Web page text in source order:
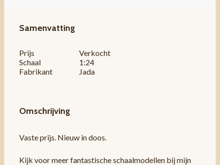
Samenvatting
Prijs
Verkocht
Schaal
1:24
Fabrikant
Jada
Omschrijving
Vaste prijs. Nieuw in doos.
Kijk voor meer fantastische schaalmodellen bij mijn